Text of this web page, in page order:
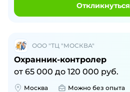
Откликнуться
ООО "ТЦ "МОСКВА"
Охранник-контролер
от 65 000 до 120 000 руб.
Москва Можно без опыта